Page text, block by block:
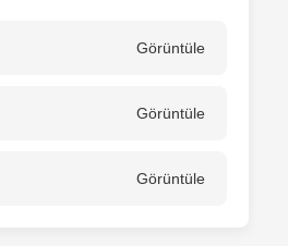
Görüntüle
Görüntüle
Görüntüle